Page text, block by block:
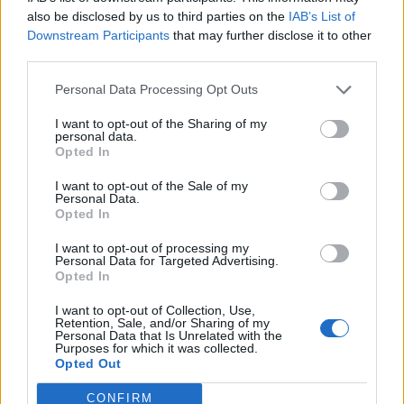
also be disclosed by us to third parties on the IAB’s List of
Downstream Participants that may further disclose it to other
Personal Data Processing Opt Outs
I want to opt-out of the Sharing of my
personal data.
Opted In
I want to opt-out of the Sale of my
Personal Data.
Opted In
I want to opt-out of processing my
Personal Data for Targeted Advertising.
Opted In
I want to opt-out of Collection, Use,
Retention, Sale, and/or Sharing of my
Personal Data that Is Unrelated with the
Purposes for which it was collected.
Opted Out
CONFIRM
Division : 7 ÷ 7 =1